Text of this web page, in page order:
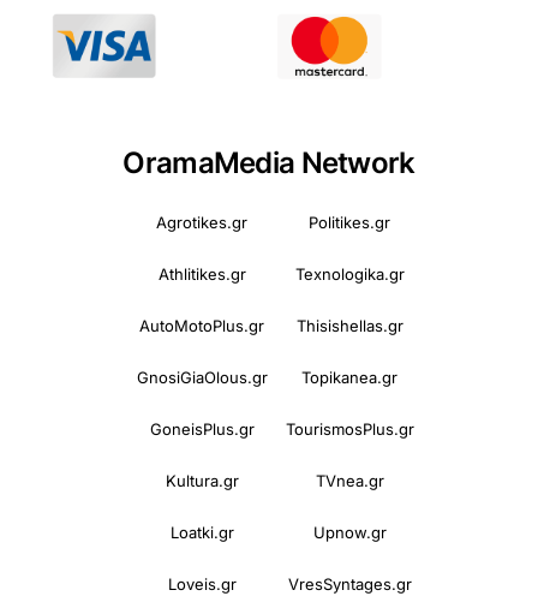
OramaMedia Network
Agrotikes.gr Politikes.gr
Athlitikes.gr Texnologika.gr
AutoMotoPlus.gr Thisishellas.gr
GnosiGiaOlous.gr Topikanea.gr
GoneisPlus.gr TourismosPlus.gr
Kultura.gr TVnea.gr
Loatki.gr Upnow.gr
Loveis.gr VresSyntages.gr